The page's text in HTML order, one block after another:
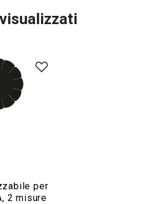
alimenti
per
2 misure